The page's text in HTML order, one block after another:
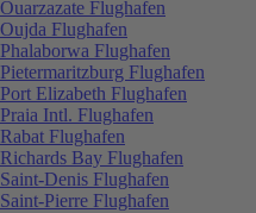
Ouarzazate Flughafen
Oujda Flughafen
Phalaborwa Flughafen
Pietermaritzburg Flughafen
Port Elizabeth Flughafen
Praia Intl. Flughafen
Rabat Flughafen
Richards Bay Flughafen
Saint-Denis Flughafen
Saint-Pierre Flughafen